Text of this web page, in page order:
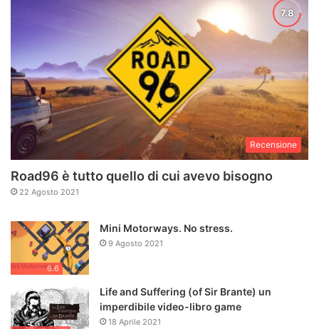
Defender
(1981) come uno dei primi che
abbia fatto uso di una mini-mappa con punti di riferimento
sulla posizione dei nemici; eMechwarrior 2
(1995), coi suoi
primi esempi diwaypoints grafici in un ambiente
tridimensionale.
Sulla parte superiore dello schermo, la mini-mappa di
Defender(1981).
Recensione
Road96 è tutto quello di cui avevo bisogno
22 Agosto 2021
6.6
Mini Motorways. No stress.
9 Agosto 2021
Life and Suffering (of Sir Brante) un
imperdibile video-libro game
18 Aprile 2021